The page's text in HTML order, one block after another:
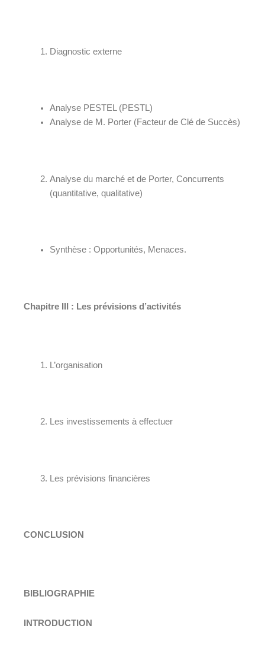
Diagnostic externe
Analyse PESTEL (PESTL)
Analyse de M. Porter (Facteur de Clé de Succès)
Analyse du marché et de Porter, Concurrents
(quantitative, qualitative)
Synthèse : Opportunités, Menaces.
Chapitre III : Les prévisions d’activités
L’organisation
Les investissements à effectuer
Les prévisions financières
CONCLUSION
BIBLIOGRAPHIE
INTRODUCTION